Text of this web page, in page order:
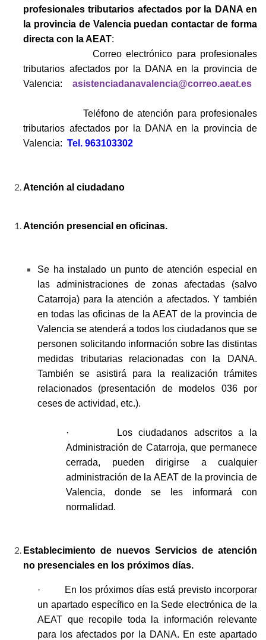
profesionales tributarios afectados por la DANA en
la provincia de Valencia puedan contactar de forma
directa con la AEAT:
Correo electrónico para profesionales
tributarios afectados por la DANA en la provincia de
Valencia:
asistenciadanavalencia@correo.aeat.es
Teléfono de atención para profesionales
tributarios afectados por la DANA en la provincia de
Valencia: Tel. 963103302
Atención al ciudadano
Atención presencial en oficinas.
Se ha instalado un punto de atención especial en
las administraciones de zonas afectadas (salvo
Catarroja) para la atención a afectados. Y también
en todas las oficinas de la AEAT de la provincia de
Valencia se atenderá a todos los ciudadanos que se
personen solicitando información sobre las distintas
medidas tributarias relacionadas con la DANA.
También se asistirá para la realización trámites
relacionados (presentación de modelos 036 por
ceses de actividad, etc.).
· Los ciudadanos adscritos a la
Administración de Catarroja, que permanece
cerrada, pueden dirigirse a cualquier
administración de la AEAT de la provincia de
Valencia, donde se les informará con
normalidad.
Establecimiento de nuevos Servicios de atención
no presenciales en los próximos días.
· En los próximos días está previsto incorporar
un apartado específico en la Sede electrónica de la
AEAT que recopile toda la información relevante
para los afectados por la DANA. En este apartado